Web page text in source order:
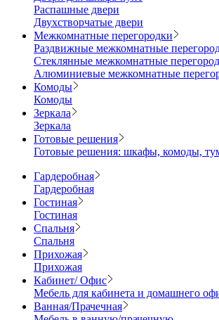
Распашные двери
Двухстворчатые двери
Межкомнатные перегородки
Раздвижные межкомнатные
Стеклянные межкомнатные
Алюминиевые межкомнатные
Комоды
Комоды
Зеркала
Зеркала
Готовые решения
Готовые решения: шкафы, комоды,
Гардеробная
Гардеробная
Гостиная
Гостиная
Спальня
Спальня
Прихожая
Прихожая
Кабинет/ Офис
Мебель для кабинета и домашнего
Ванная/Прачечная